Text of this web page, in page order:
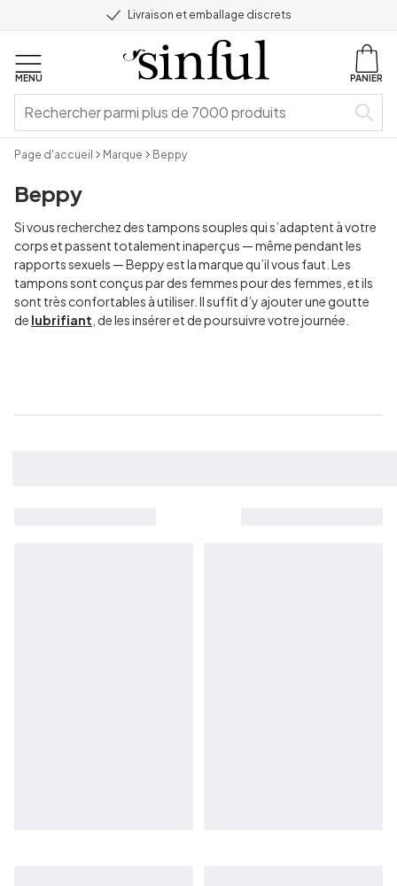
Livraison et emballage discrets
MENU PANIER
Page d'accueil Marque Beppy
Beppy
Si vous recherchez des tampons souples qui s’adaptent à votre
corps et passent totalement inaperçus — même pendant les
rapports sexuels — Beppy est la marque qu’il vous faut. Les
tampons sont conçus par des femmes pour des femmes, et ils
sont très confortables à utiliser. Il suffit d’y ajouter une goutte
de lubrifiant , de les insérer et de poursuivre votre journée.